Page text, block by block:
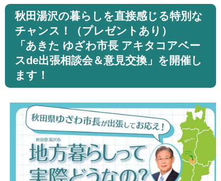
秋田湯沢の暮らしを直接感じる特別な
チャンス！（プレゼントあり）
「​あきた ゆざわ市長 アキタコアベー
スde出張相談会＆意見交換」を開催し
ます！